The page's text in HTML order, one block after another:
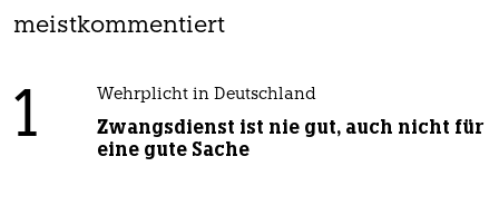
meistkommentiert
1 Wehrplicht in Deutschland
Zwangsdienst ist nie gut, auch nicht für
eine gute Sache